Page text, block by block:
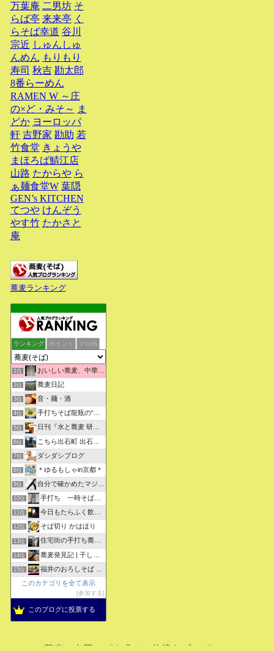
万葉庵 二男坊 そ
らば亭 来来亭 く
らそば幸道 谷川
宗近 しゅんしゅ
んめん もりもり
寿司 秋吉 勘太郎
8番らーめん
RAMEN W ～庄
の×ど・みそ～ ま
どか ヨーロッパ
軒 吉野家 勘助 若
竹食堂 きょうや
まほろば鯖江店
山路 たからや ら
ぁ麺食堂W 葉隠
GEN’s KITCHEN
てつや けんぞう
やす竹 たかさと
庵
蕎麦ランキング
ランキング ポイント ブロ画
1位 おいしい蕎麦、中華そばを求めて彷徨うブログ
2位 蕎麦日記
3位 音・麺・酒
4位 手打ちそば龍瓶の“いつも心に太陽を”
5位 日刊『水と蕎麦 研究図鑑』
6位 こちら出石町 出石そばの「田中屋食品製造部」
7位 ダシダシブログ
8位 ＊ゆるもしゃin京都＊
9位 自分で確かめたマジな近現代史・グルメな蕎麦・キレイなお花さん
10位 手打ち 一時そば (店主の軟式ホームページ）
11位 今日もたらふく飲んで食べた -湖月四代目嫁日記-
12位 そば切り かはほり
13位 住宅街の手打ち蕎麦屋三代目ブログ
14位 蕎麦発見記 | 干しそばをメインにしたそばブログ
15位
福井のおろしそば 無責任１００選
このカテゴリを全て表示
参加する
このブログに投票する
おいしい蕎麦、中華そばを求めて彷徨うブログ